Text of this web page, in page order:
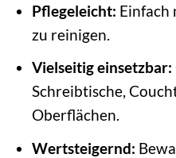
Pflegeleicht: Einfach
zu reinigen.
Vielseitig einsetzbar:
Schreibtische,
Oberflächen.
Wertsteigernd: